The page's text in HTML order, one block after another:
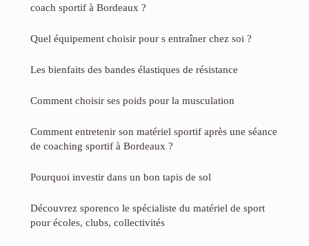
coach sportif à Bordeaux ?
Quel équipement choisir pour s entraîner chez soi ?
Les bienfaits des bandes élastiques de résistance
Comment choisir ses poids pour la musculation
Comment entretenir son matériel sportif après une séance
de coaching sportif à Bordeaux ?
Pourquoi investir dans un bon tapis de sol
Découvrez sporenco le spécialiste du matériel de sport
pour écoles, clubs, collectivités